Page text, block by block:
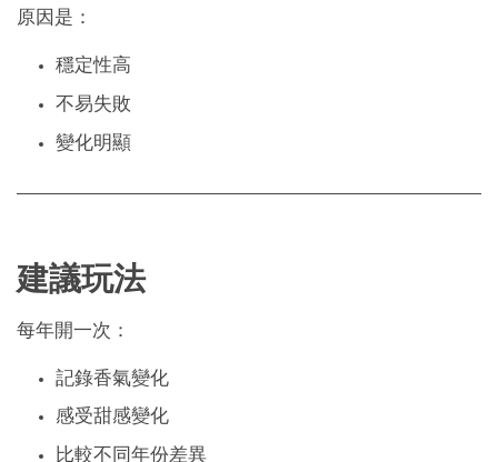
原因是：
穩定性高
不易失敗
變化明顯
建議玩法
每年開一次：
記錄香氣變化
感受甜感變化
比較不同年份差異